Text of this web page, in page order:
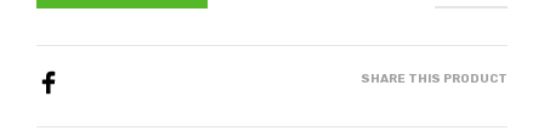
SHARE THIS PRODUCT